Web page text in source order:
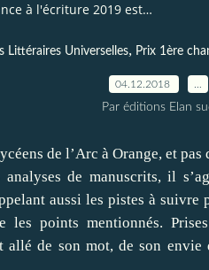
à l'écriture 2019 est…
Littéraires Universelles, Prix 1ère
04.12.2018
Par éditions Elan
de l’Arc à Orange, et pas
de manuscrits, il
aussi les pistes à
points mentionnés.
allé de son mot, de son